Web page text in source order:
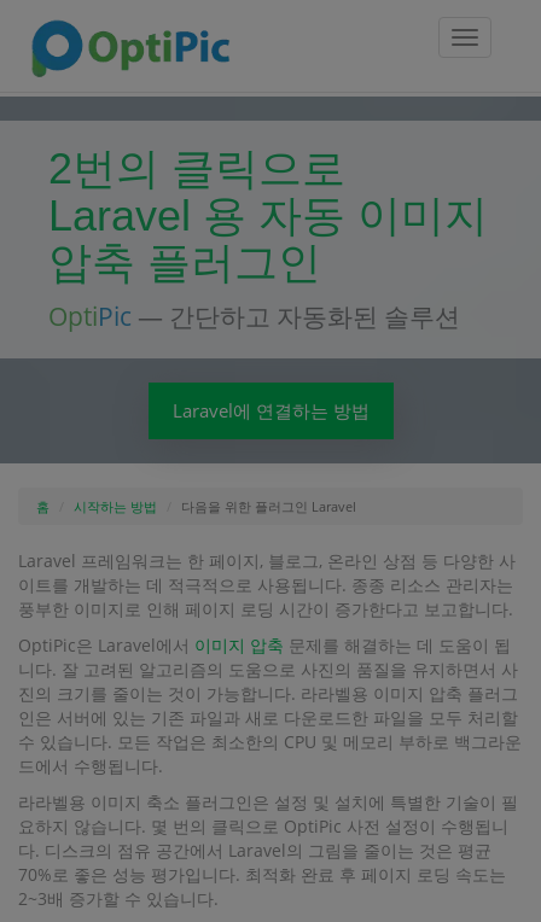
Toggle
2번의 클릭으로
Laravel 용 자동 이미지
압축 플러그인
OptiPic — 간단하고 자동화된 솔루션
Laravel에 연결하는 방법
홈 시작하는 방법 다음을 위한 플러그인 Laravel
Laravel 프레임워크는 한 페이지, 블로그, 온라인 상점 등 다양한 사
이트를 개발하는 데 적극적으로 사용됩니다. 종종 리소스 관리자는
풍부한 이미지로 인해 페이지 로딩 시간이 증가한다고 보고합니다.
OptiPic은 Laravel에서 이미지 압축 문제를 해결하는 데 도움이 됩
니다. 잘 고려된 알고리즘의 도움으로 사진의 품질을 유지하면서 사
진의 크기를 줄이는 것이 가능합니다. 라라벨용 이미지 압축 플러그
인은 서버에 있는 기존 파일과 새로 다운로드한 파일을 모두 처리할
수 있습니다. 모든 작업은 최소한의 CPU 및 메모리 부하로 백그라운
드에서 수행됩니다.
라라벨용 이미지 축소 플러그인은 설정 및 설치에 특별한 기술이 필
요하지 않습니다. 몇 번의 클릭으로 OptiPic 사전 설정이 수행됩니
다. 디스크의 점유 공간에서 Laravel의 그림을 줄이는 것은 평균
70%로 좋은 성능 평가입니다. 최적화 완료 후 페이지 로딩 속도는
2~3배 증가할 수 있습니다.